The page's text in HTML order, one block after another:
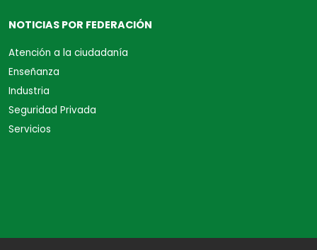
NOTICIAS POR FEDERACIÓN
Atención a la ciudadanía
Enseñanza
Industria
Seguridad Privada
Servicios